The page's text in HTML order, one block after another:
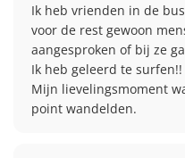
Ik heb vrienden in de
voor de rest gewoon
aangesproken of bij ze
Ik heb geleerd te
Mijn lievelingsmoment